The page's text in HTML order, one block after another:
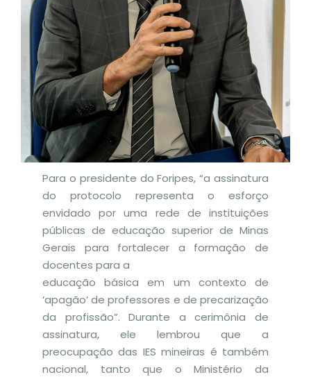
Para o presidente do Foripes, “a assinatura
do protocolo representa o esforço
envidado por uma rede de instituições
públicas de educação superior de Minas
Gerais para fortalecer a formação de
docentes para a
educação básica em um contexto de
‘apagão’ de professores e de precarização
da profissão”. Durante a cerimônia de
assinatura, ele lembrou que a
preocupação das IES mineiras é também
nacional, tanto que o Ministério da